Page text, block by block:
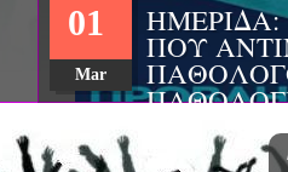
ΠΟΥ
ΤΙΣ Α' &
01
Mar